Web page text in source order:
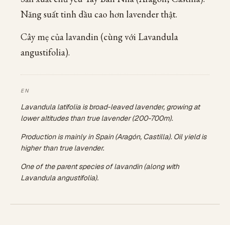
Năng suất tinh dầu cao hơn lavender thật.
Cây mẹ của lavandin (cùng với Lavandula
angustifolia).
Lavandula latifolia is broad-leaved lavender, growing at
lower altitudes than true lavender (200-700m).
Production is mainly in Spain (Aragón, Castilla). Oil yield is
higher than true lavender.
One of the parent species of lavandin (along with
Lavandula angustifolia).